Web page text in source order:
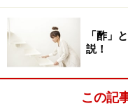
また、ゴキブリは屋
に公園など草木が多
ています。寒くなる
近くにそういった場
エアコンの室外機の
「酢」
説！
この記